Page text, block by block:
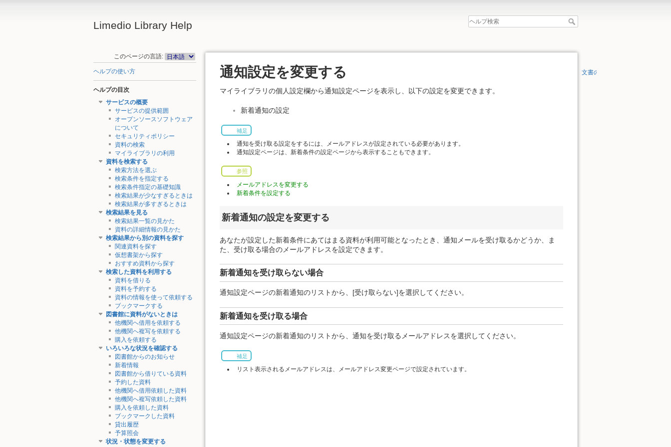
Limedio Library Help
このページの言語:
ヘルプの使い方
ヘルプの目次
サービスの概要
サービスの提供範囲
オープンソースソフトウェア
について
セキュリティポリシー
資料の検索
マイライブラリの利用
資料を検索する
検索方法を選ぶ
検索条件を指定する
検索条件指定の基礎知識
検索結果が少なすぎるときは
検索結果が多すぎるときは
検索結果を見る
検索結果一覧の見かた
資料の詳細情報の見かた
検索結果から別の資料を探す
関連資料を探す
仮想書架から探す
おすすめ資料から探す
検索した資料を利用する
資料を借りる
資料を予約する
資料の情報を使って依頼する
ブックマークする
図書館に資料がないときは
他機関へ借用を依頼する
他機関へ複写を依頼する
購入を依頼する
いろいろな状況を確認する
図書館からのお知らせ
新着情報
図書館から借りている資料
予約した資料
他機関へ借用依頼した資料
他機関へ複写依頼した資料
購入を依頼した資料
ブックマークした資料
貸出履歴
予算照会
状況・状態を変更する
通知設定を変更する
マイライブラリの個人設定欄から通知設定ページを表示し、以下の設定を変更できます。
新着通知の設定
補足
通知を受け取る設定をするには、メールアドレスが設定されている必要があります。
通知設定ページは、新着条件の設定ページから表示することもできます。
参照
メールアドレスを変更する
新着条件を設定する
新着通知の設定を変更する
あなたが設定した新着条件にあてはまる資料が利用可能となったとき、通知メールを受け取るかどうか、ま
た、受け取る場合のメールアドレスを設定できます。
新着通知を受け取らない場合
通知設定ページの新着通知のリストから、[受け取らない]を選択してください。
新着通知を受け取る場合
通知設定ページの新着通知のリストから、通知を受け取るメールアドレスを選択してください。
補足
リスト表示されるメールアドレスは、メールアドレス変更ページで設定されています。
文書の先頭へ